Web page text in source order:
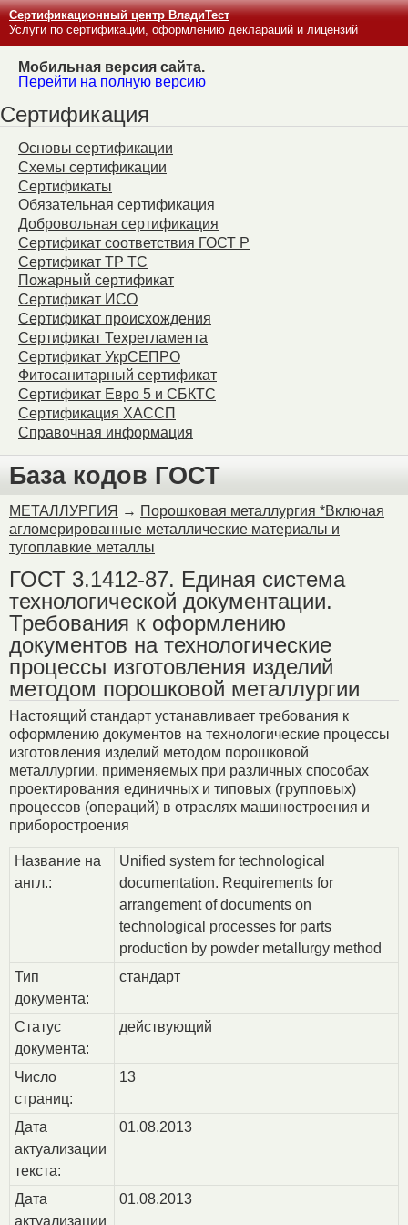
Сертификационный центр ВладиТест
Услуги по сертификации, оформлению деклараций и лицензий
Мобильная версия сайта.
Перейти на полную версию
Сертификация
Основы сертификации
Схемы сертификации
Сертификаты
Обязательная сертификация
Добровольная сертификация
Сертификат соответствия ГОСТ Р
Сертификат ТР ТС
Пожарный сертификат
Сертификат ИСО
Сертификат происхождения
Сертификат Техрегламента
Сертификат УкрСЕПРО
Фитосанитарный сертификат
Сертификат Евро 5 и СБКТС
Сертификация ХАССП
Справочная информация
База кодов ГОСТ
МЕТАЛЛУРГИЯ → Порошковая металлургия *Включая
агломерированные металлические материалы и
тугоплавкие металлы
ГОСТ 3.1412-87. Единая система
технологической документации.
Требования к оформлению
документов на технологические
процессы изготовления изделий
методом порошковой металлургии
Настоящий стандарт устанавливает требования к
оформлению документов на технологические процессы
изготовления изделий методом порошковой
металлургии, применяемых при различных способах
проектирования единичных и типовых (групповых)
процессов (операций) в отраслях машиностроения и
приборостроения
Название на
англ.:
Unified system for technological
documentation. Requirements for
arrangement of documents on
technological processes for parts
production by powder metallurgy method
Тип
документа:
стандарт
Статус
документа:
действующий
Число
страниц:
13
Дата
актуализации
текста:
01.08.2013
Дата
актуализации
01.08.2013